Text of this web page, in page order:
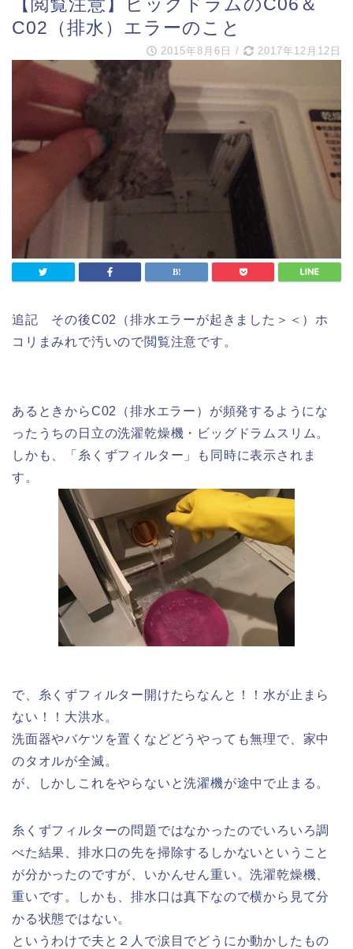
C02（排水）エラーのこと
2015年8月6日 / 2017年12月12日
追記 その後C02（排水エラーが起きました＞＜）ホ
コリまみれで汚いので閲覧注意です。
あるときからC02（排水エラー）が頻発するようにな
ったうちの日立の洗濯乾燥機・ビッグドラムスリム。
しかも、「糸くずフィルター」も同時に表示されま
す。
で、糸くずフィルター開けたらなんと！！水が止まら
ない！！大洪水。
洗面器やバケツを置くなどどうやっても無理で、家中
のタオルが全滅。
が、しかしこれをやらないと洗濯機が途中で止まる。
糸くずフィルターの問題ではなかったのでいろいろ調
べた結果、排水口の先を掃除するしかないということ
が分かったのですが、いかんせん重い。洗濯乾燥機、
重いです。しかも、排水口は真下なので横から見て分
かる状態ではない。
というわけで夫と２人で涙目でどうにか動かしたもの